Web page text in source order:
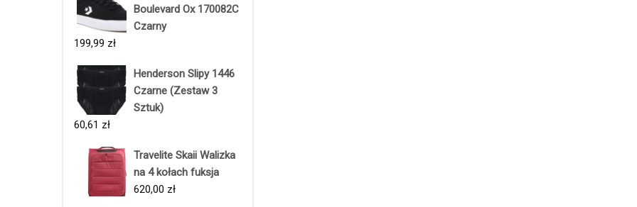
Boulevard Ox 170082C
Czarny
199,99 zł
Henderson Slipy 1446
Czarne (Zestaw 3
Sztuk)
60,61 zł
Travelite Skaii Walizka
na 4 kołach fuksja
620,00 zł